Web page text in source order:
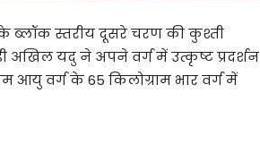
के ब्लॉक स्तरीय दूसरे चरण की कुश्ती
अखिल यदु ने अपने वर्ग में उत्कृष्ट प्रदर्शन
आयु वर्ग के 65 किलोग्राम भार वर्ग में